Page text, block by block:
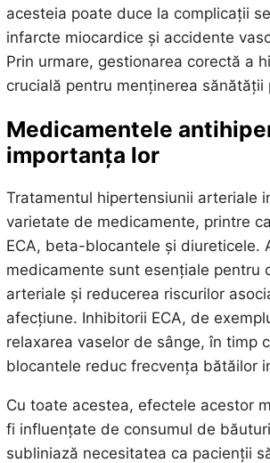
acesteia poate duce la complicații
infarcte miocardice și accidente
Prin urmare, gestionarea corectă a
crucială pentru menținerea sănătății
Medicamentele
importanța lor
Tratamentul hipertensiunii arteriale
varietate de medicamente, printre
ECA, beta-blocantele și diureticele.
medicamente sunt esențiale pentru
arteriale și reducerea riscurilor
afecțiune. Inhibitorii ECA, de
relaxarea vaselor de sânge, în timp
blocantele reduc frecvența bătăilor
Cu toate acestea, efectele acestor
fi influențate de consumul de
subliniază necesitatea ca pacienții